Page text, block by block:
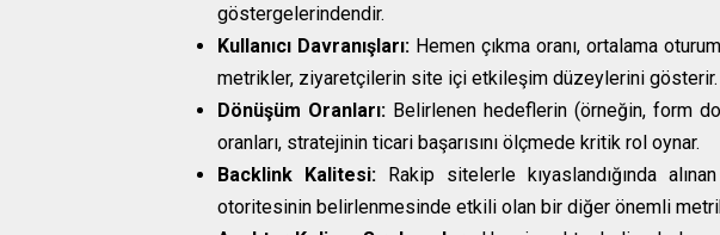
göstergelerindendir.
Kullanıcı Davranışları: Hemen çıkma oranı, ortalama
metrikler, ziyaretçilerin site içi etkileşim düzeylerini gösterir.
Dönüşüm Oranları: Belirlenen hedeflerin (örneğin, form
oranları, stratejinin ticari başarısını ölçmede kritik rol oynar.
Backlink Kalitesi:Rakip sitelerle kıyaslandığında
otoritesinin belirlenmesinde etkili olan bir diğer önemli